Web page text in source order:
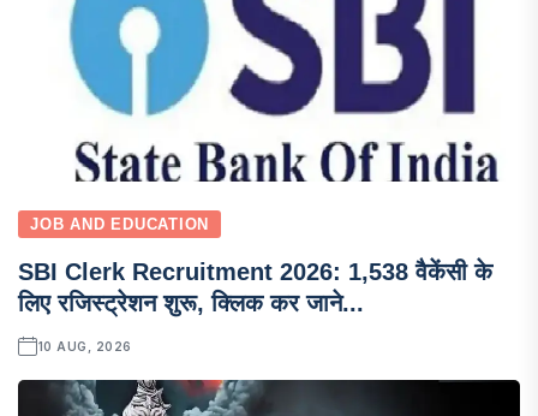
JOB AND EDUCATION
SBI Clerk Recruitment 2026: 1,538 वैकेंसी के
लिए रजिस्ट्रेशन शुरू, क्लिक कर जाने...
10 AUG, 2026